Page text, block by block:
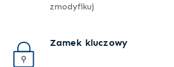
zmodyfikuj
Zamek kluczowy